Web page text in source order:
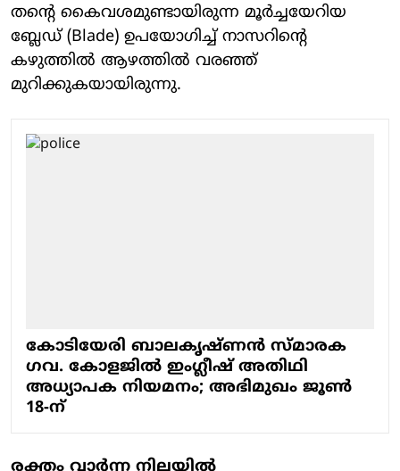
തന്റെ കൈവശമുണ്ടായിരുന്ന മൂർച്ചയേറിയ
ബ്ലേഡ് (Blade) ഉപയോഗിച്ച് നാസറിന്റെ
കഴുത്തിൽ ആഴത്തിൽ വരഞ്ഞ്
മുറിക്കുകയായിരുന്നു.
കോടിയേരി ബാലകൃഷ്ണൻ സ്മാരക
ഗവ. കോളജിൽ ഇംഗ്ലീഷ് അതിഥി
അധ്യാപക നിയമനം; അഭിമുഖം ജൂൺ
18-ന്